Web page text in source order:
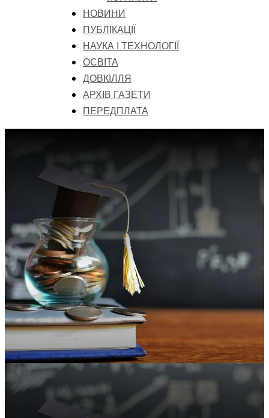
НОВИНИ
ПУБЛІКАЦІЇ
НАУКА І ТЕХНОЛОГІЇ
ОСВІТА
ДОВКІЛЛЯ
АРХІВ ГАЗЕТИ
ПЕРЕДПЛАТА